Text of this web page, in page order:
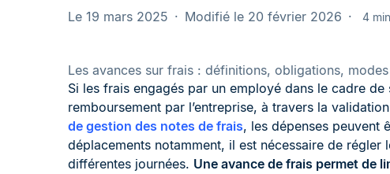
Le 19 mars 2025 Modifié le 20 février 2026 4 min
Les avances sur frais : définitions, obligations,
Si les frais engagés par un employé dans le cadre
remboursement par l’entreprise, à travers la
de gestion des notes de frais, les dépenses peuvent
déplacements notamment, il est nécessaire de régler
différentes journées. Une avance de frais permet de